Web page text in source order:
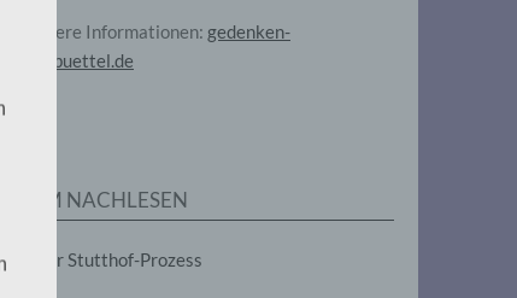
Weitere Informationen: gedenken-
eimsbuettel.de
ZUM NACHLESEN
Der Stutthof-Prozess